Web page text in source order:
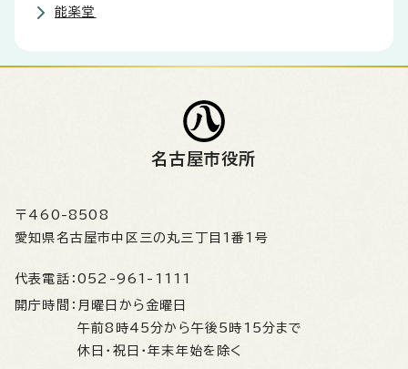
能楽堂
名古屋市役所
〒460-8508
愛知県名古屋市中区三の丸三丁目1番1号
代表電話： 052-961-1111
開庁時間： 月曜日から金曜日
午前8時45分から午後5時15分まで
休日・祝日・年末年始を除く